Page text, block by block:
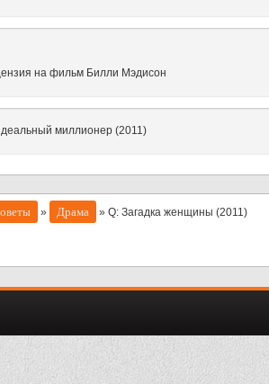
на фильм Билли Мэдисон
миллионер (2011)
» Драма » Q: Загадка женщины (2011)